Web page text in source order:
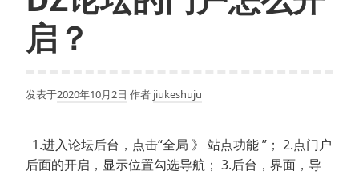
启？
发表于2020年10月2日 作者 jiukeshuju
1.进入论坛后台，点击“全局 》 站点功能 ”； 2.点门户
后面的开启，显示位置勾选导航； 3.后台，界面，导